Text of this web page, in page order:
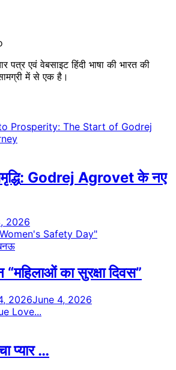
एवं वेबसाइट हिंदी भाषा की भारत की
में से एक है।
Godrej Agrovet के नए
2026
का सुरक्षा दिवस”
2026June 4, 2026
प्यार …